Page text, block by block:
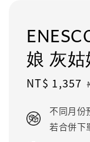
娘 灰
Sale
NT$ 1,357
不同月份
若合併下